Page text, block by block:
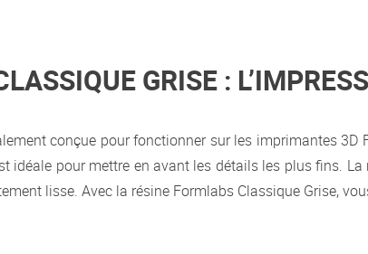
GRISE :
conçue pour fonctionner sur les imprimantes
idéale pour mettre en avant les détails les plus fins.
lisse. Avec la résine Formlabs Classique Grise,